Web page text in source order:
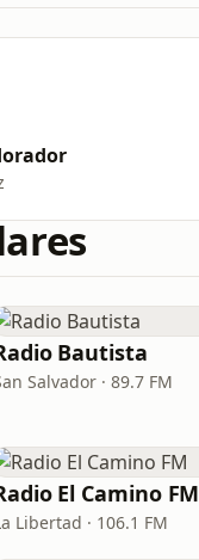
Bautista
Salvador · 89.7 FM
El Camino FM
Libertad · 106.1 FM